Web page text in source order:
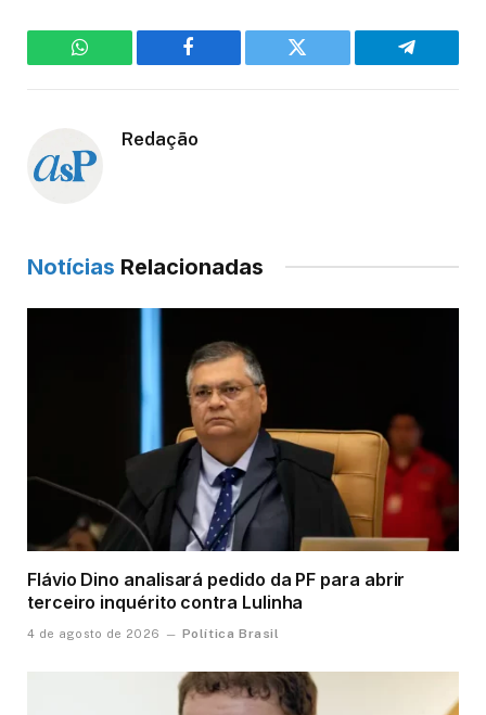
WhatsApp Facebook Twitter Telegram
Redação
Notícias Relacionadas
Flávio Dino analisará pedido da PF para abrir
terceiro inquérito contra Lulinha
4 de agosto de 2026 Política Brasil